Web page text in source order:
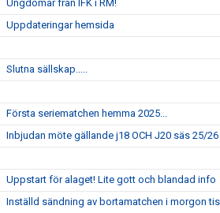
Ungdomar från IFK i RM!
Uppdateringar hemsida
Slutna sällskap.....
Första seriematchen hemma 2025...
Inbjudan möte gällande j18 OCH J20 säs 25/26
Uppstart för alaget! Lite gott och blandad info
Inställd sändning av bortamatchen i morgon